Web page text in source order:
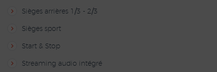
Sièges arrières 1/3 - 2/3
Sièges sport
Start & Stop
Streaming audio intégré